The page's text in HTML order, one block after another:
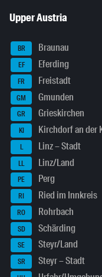
Upper Austria
BR Braunau
EF Eferding
FR Freistadt
GM Gmunden
GR Grieskirchen
KI Kirchdorf an der
L Linz – Stadt
LL Linz/Land
PE Perg
RI Ried im Innkreis
RO Rohrbach
SD Schärding
SE Steyr/Land
SR Steyr – Stadt